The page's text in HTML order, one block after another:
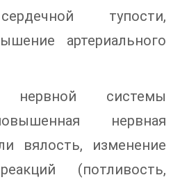
тупости,
артериального
системы
нервная
вялость, изменение
(потливость,